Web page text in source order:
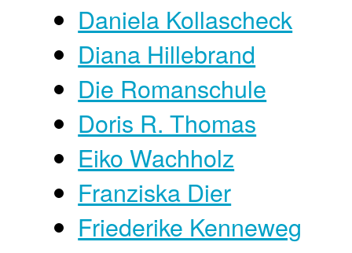
Daniela Kollascheck
Diana Hillebrand
Die Romanschule
Doris R. Thomas
Eiko Wachholz
Franziska Dier
Friederike Kenneweg